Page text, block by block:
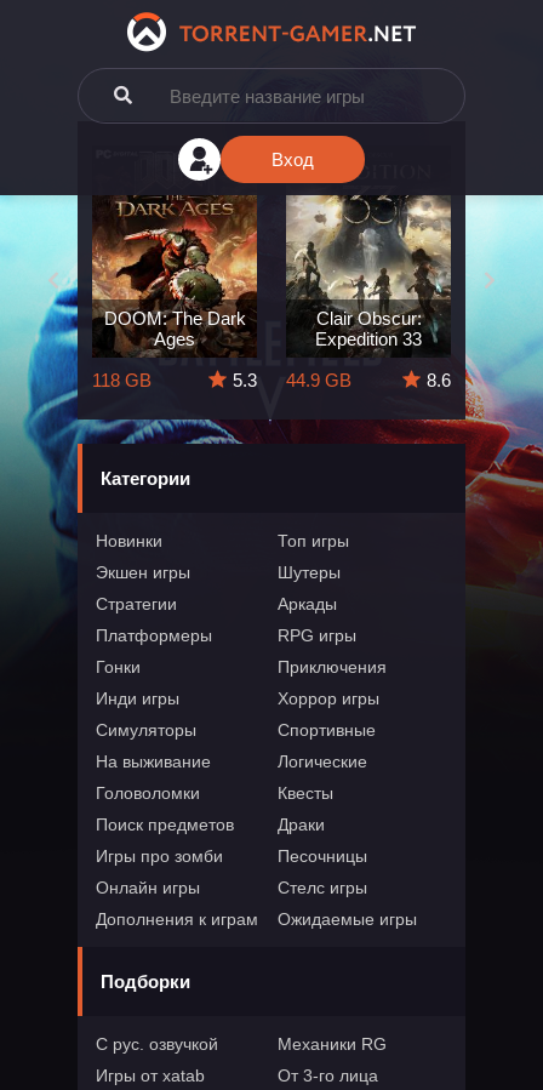
Вход
The
5.7
DOOM: The Dark
Ages
118 GB
5.3
Clair Obscur:
Expedition 33
44.9 GB
8.6
164 GB
Категории
Новинки
Топ игры
Экшен игры
Шутеры
Стратегии
Аркады
Платформеры
RPG игры
Гонки
Приключения
Инди игры
Хоррор игры
Симуляторы
Спортивные
На выживание
Логические
Головоломки
Квесты
Поиск предметов
Драки
Игры про зомби
Песочницы
Онлайн игры
Стелс игры
Дополнения к играм
Ожидаемые игры
Подборки
С рус. озвучкой
Механики RG
Игры от xatab
От 3-го лица